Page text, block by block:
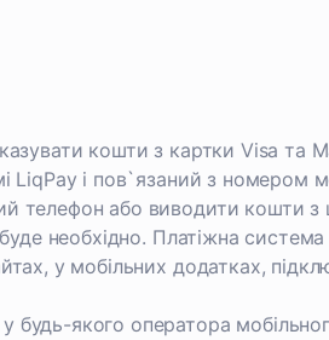
кошти з картки Visa та
LiqPay і пов`язаний з номером
телефон або виводити кошти з
необхідно. Платіжна
у мобільних додатках,
якого оператора